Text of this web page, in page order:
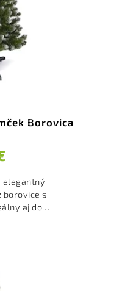
Borovica
elegantný
borovice s
aj do